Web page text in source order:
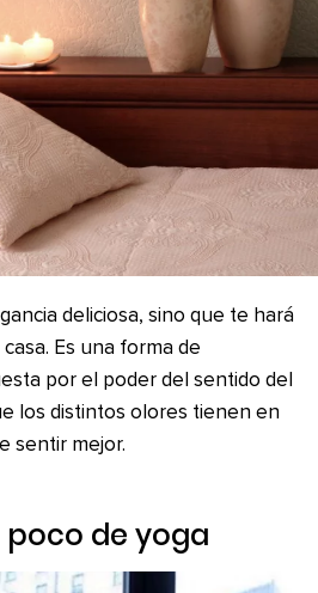
deliciosa, sino que te hará
Es una forma de
por el poder del sentido del
los distintos olores tienen en
sentir mejor.
poco de yoga